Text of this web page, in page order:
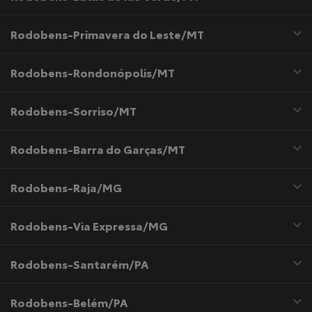
Rodobens-Primavera do Leste/MT
Rodobens-Rondonópolis/MT
Rodobens-Sorriso/MT
Rodobens-Barra do Garças/MT
Rodobens-Raja/MG
Rodobens-Via Expressa/MG
Rodobens-Santarém/PA
Rodobens-Belém/PA